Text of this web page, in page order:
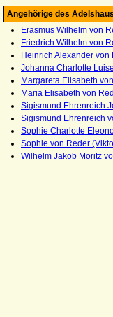
Angehörige des
Erasmus Wilhelm von
Friedrich Wilhelm von
Heinrich Alexander von
Johanna Charlotte
Margareta Elisabeth
Maria Elisabeth von
Sigismund Ehrenreich
Sigismund Ehrenreich
Sophie Charlotte
Sophie von Reder
Wilhelm Jakob Moritz